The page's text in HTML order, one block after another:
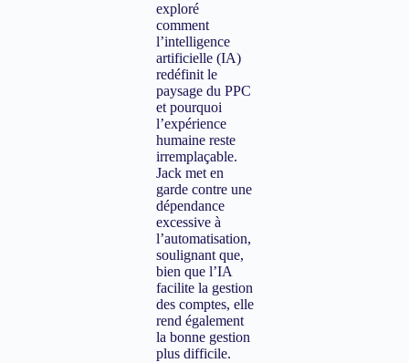
exploré
comment
l’intelligence
artificielle (IA)
redéfinit le
paysage du PPC
et pourquoi
l’expérience
humaine reste
irremplaçable.
Jack met en
garde contre une
dépendance
excessive à
l’automatisation,
soulignant que,
bien que l’IA
facilite la gestion
des comptes, elle
rend également
la bonne gestion
plus difficile.